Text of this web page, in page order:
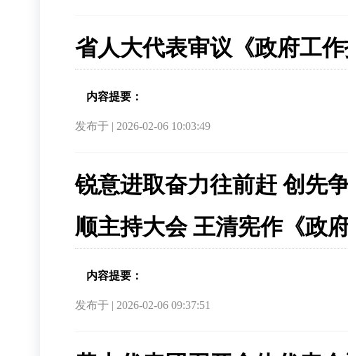
省人大代表审议《政府工
内容提要：
发布于 | 2026-02-06 10:03:49
锐意进取奋力往前赶 创先
顺主持大会 王清宪作《政
内容提要：
发布于 | 2026-02-06 09:37:51